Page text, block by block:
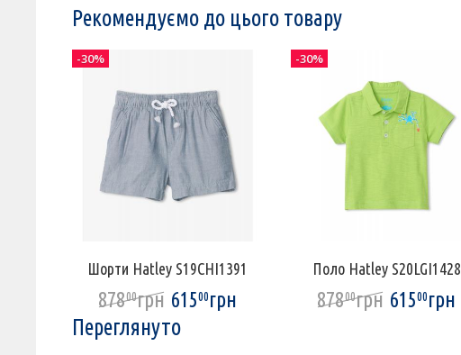
Рекомендуємо до цього товару
Шорти Hatley S19CHI1391
87800грн 61500грн
-30%
Поло Hatley S20LGI1428
87800грн 61500грн
-30%
Переглянуто